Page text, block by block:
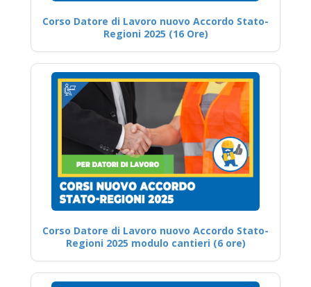
Corso Datore di Lavoro nuovo Accordo Stato-
Regioni 2025 (16 Ore)
Corso Datore di Lavoro nuovo Accordo Stato-
Regioni 2025 modulo cantieri (6 ore)